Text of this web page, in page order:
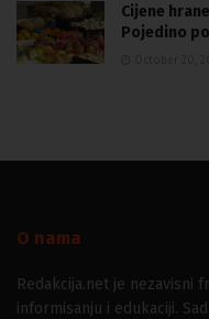
Cijene
Pojedino
O nama
Redakcija.net je nezavisni
informisanju i edukaciji.